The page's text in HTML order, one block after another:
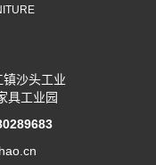
沙头工业
具工业园